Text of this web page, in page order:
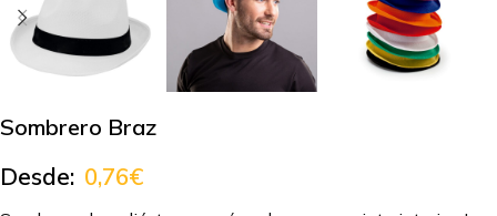
Sombrero Braz
Desde: 0,76€